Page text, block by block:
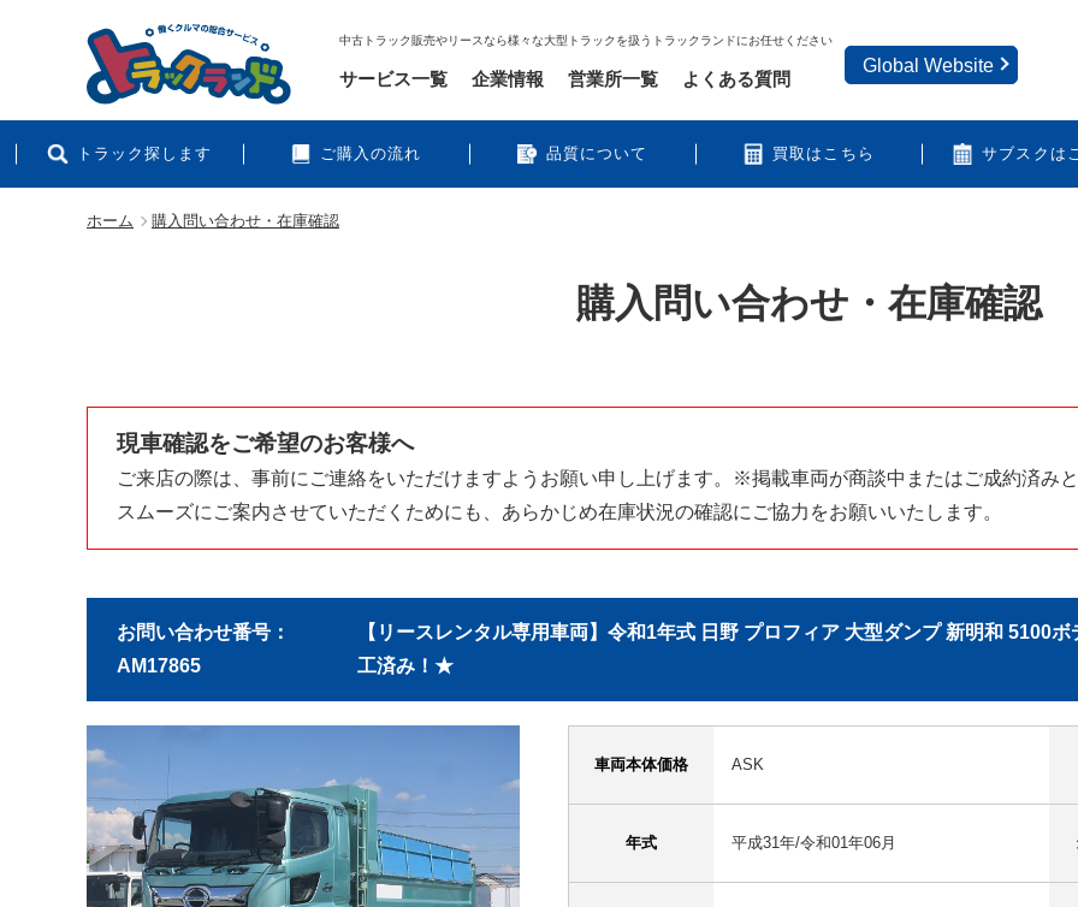
中古トラック販売やリースなら様々な大型トラックを扱うトラックランドにお任せください
トラック探します ご購入の流れ 品質について 買取はこちら サブスクは
サービス一覧 企業情報 営業所一覧 よくある質問
Global Website
ホーム 購入問い合わせ・在庫確認
購入問い合わせ・在庫確認
現車確認をご希望のお客様へ
ご来店の際は、事前にご連絡をいただけますようお願い申し上げます。※掲載車両が商談中またはご成約済み
スムーズにご案内させていただくためにも、あらかじめ在庫状況の確認にご協力をお願いいたします。
お問い合わせ番号：
AM17865
【リースレンタル専用車両】令和1年式 日野 プロフィア 大型ダンプ 新明和 5100
工済み！★
車両本体価格 ASK
年式 平成31年/令和01年06月